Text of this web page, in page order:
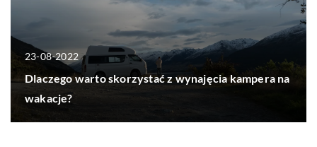
23-08-2022
Dlaczego warto skorzystać z wynajęcia kampera na
wakacje?